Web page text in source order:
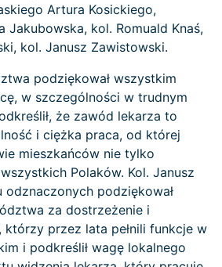
Artura Kosickiego,
Jakubowska, kol. Romuald Knaś,
kol. Janusz Zawistowski.
podziękował wszystkim
w szczególności w trudnym
że zawód lekarza to
i ciężka praca, od której
mieszkańców nie tylko
Polaków. Kol. Janusz
odznaczonych podziękował
za dostrzeżenie i
którzy przez lata pełnili funkcje w
i podkreślił wagę lokalnego